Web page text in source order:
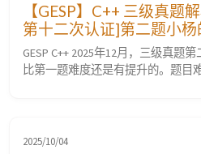
【GESP】C++ 三级真题
第十二次认证]第二题小
GESP C++ 2025年12月，三级真题
比第一题难度还是有提升的。题
$M$ 种不同的文具。 选择策略：对于
2025/10/04